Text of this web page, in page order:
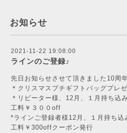
お知らせ
2021-11-22 19:08:00
ラインのご登録♪
先日お知らせさせて頂きました10周
＊クリスマスプチギフトバッグプレ
＊リピーター様、12月、１月持ち込
工料￥３００off
*ラインご登録者様12月、１月持ち込
工料￥300offクーポン発行